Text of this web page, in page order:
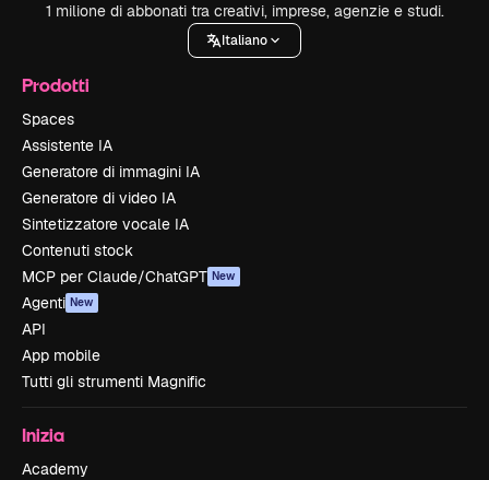
1 milione di abbonati tra creativi, imprese, agenzie e studi.
Italiano
Prodotti
Spaces
Assistente IA
Generatore di immagini IA
Generatore di video IA
Sintetizzatore vocale IA
Contenuti stock
MCP per Claude/ChatGPT New
Agenti New
API
App mobile
Tutti gli strumenti Magnific
Inizia
Academy